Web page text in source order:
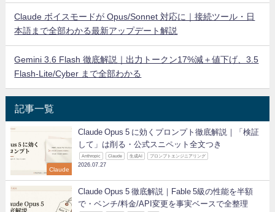
Claude ボイスモードが Opus/Sonnet 対応に｜接続ツール・日
本語まで全部わかる最新アップデート解説
Gemini 3.6 Flash 徹底解説｜出力トークン17%減＋値下げ、3.5
Flash-Lite/Cyber まで全部わかる
記事一覧
Claude
Claude Opus 5 に効くプロンプト徹底解説｜「検証
して」は削る・公式スニペット全文つき
Anthropic Claude 生成AI プロンプトエンジニアリング
2026.07.27
Claude Opus 5 徹底解説｜Fable 5級の性能を半額
で・ベンチ/料金/API変更を事実ベースで全整理